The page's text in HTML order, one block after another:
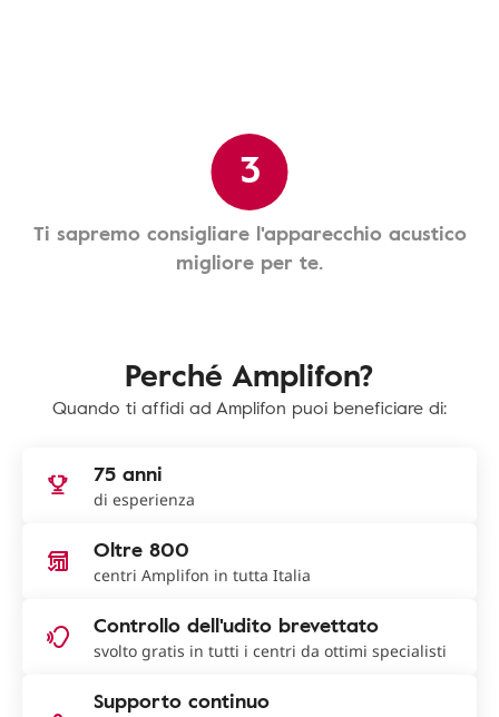
3
Ti sapremo consigliare l'apparecchio acustico
migliore per te.
Perché Amplifon?
Quando ti affidi ad Amplifon puoi beneficiare di:
75 anni
di esperienza
Oltre 800
centri Amplifon in tutta Italia
Controllo dell'udito brevettato
svolto gratis in tutti i centri da ottimi specialisti
Supporto continuo